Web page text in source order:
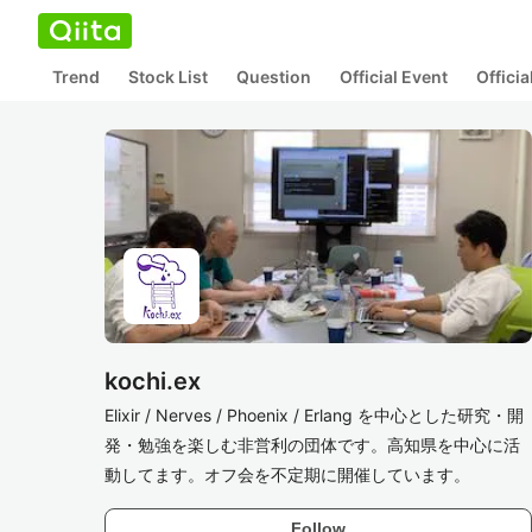
Trend Stock List Question Official Event
kochi.ex
Elixir / Nerves / Phoenix / Erlang を中心とした研究・開
発・勉強を楽しむ非営利の団体です。高知県を中心に活
動してます。オフ会を不定期に開催しています。
Follow